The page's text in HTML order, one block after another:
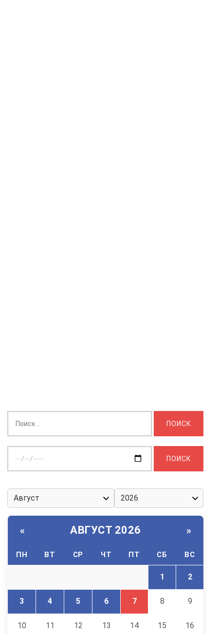
дату:
« АВГУСТ 2026 »
ПН ВТ СР ЧТ ПТ СБ ВС
1 2
3 4 5 6 7 8 9
10 11 12 13 14 15 16